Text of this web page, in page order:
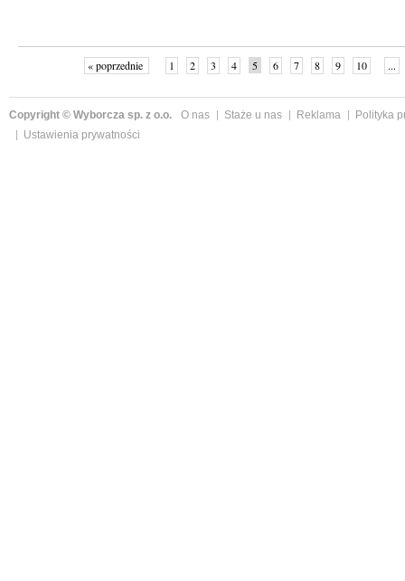
« poprzednie 1 2 3 4 5 6 7 8 9 10 ...
Copyright © Wyborcza sp. z o.o. O nas Staże u nas Reklama
Polityka
Ustawienia prywatności